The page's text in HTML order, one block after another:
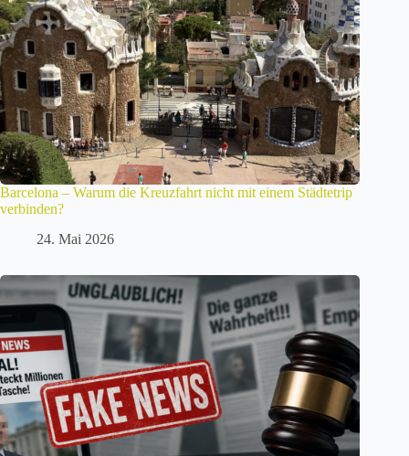
Barcelona – Warum die Kreuzfahrt nicht mit einem Städtetrip
verbinden?
24. Mai 2026